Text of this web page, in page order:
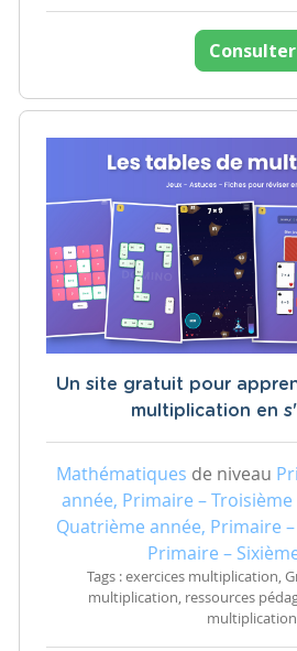
Consulter
Un site gratuit pour
multiplication en
Mathématiques de niveau
année, Primaire –
Quatrième année, Primaire
Primaire –
Tags : exercices multiplication,
multiplication, ressources
multiplication